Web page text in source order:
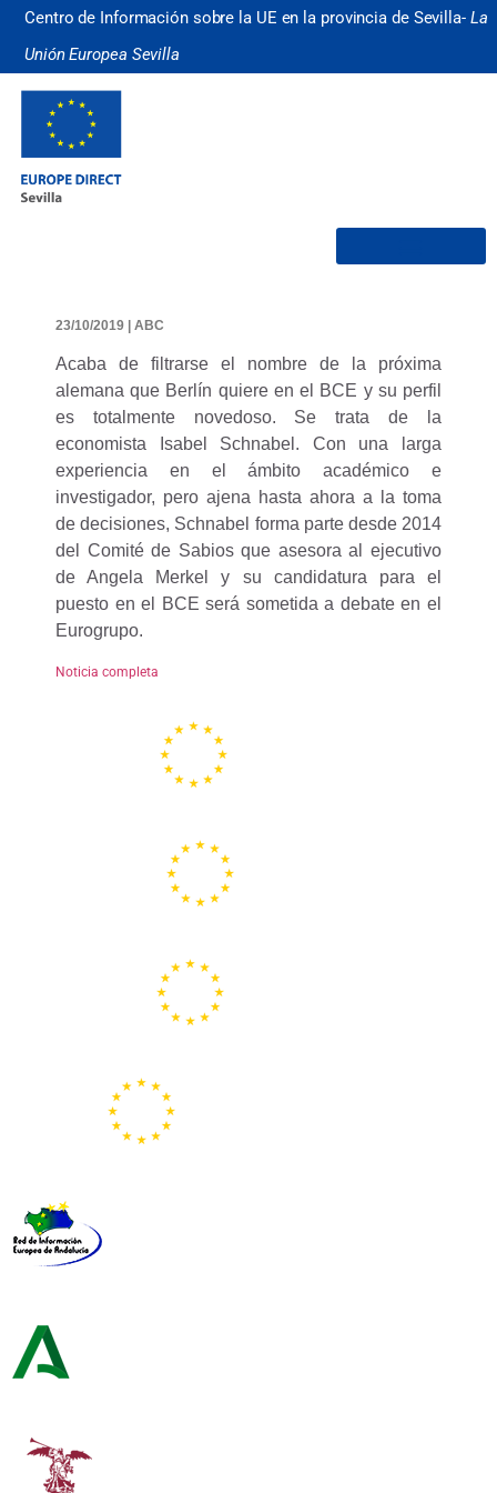
Centro de Información sobre la UE en la provincia de Sevilla- La
Unión Europea Sevilla
23/10/2019 | ABC
Acaba de filtrarse el nombre de la próxima
alemana que Berlín quiere en el BCE y su perfil
es totalmente novedoso. Se trata de la
economista Isabel Schnabel. Con una larga
experiencia en el ámbito académico e
investigador, pero ajena hasta ahora a la toma
de decisiones, Schnabel forma parte desde 2014
del Comité de Sabios que asesora al ejecutivo
de Angela Merkel y su candidatura para el
puesto en el BCE será sometida a debate en el
Eurogrupo.
Noticia completa